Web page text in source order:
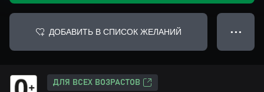
ДОБАВИТЬ В СПИСОК ЖЕЛАНИЙ ● ● ●
ДЛЯ ВСЕХ ВОЗРАСТОВ